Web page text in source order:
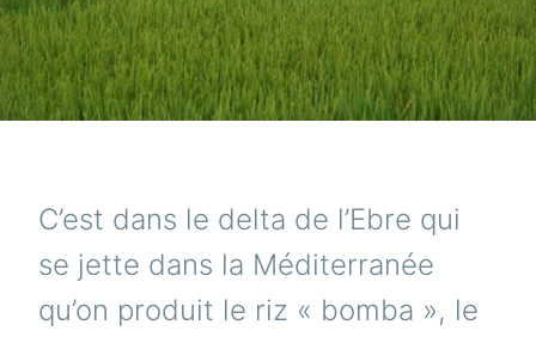
C’est dans le delta de l’Ebre qui
se jette dans la Méditerranée
qu’on produit le riz « bomba », le